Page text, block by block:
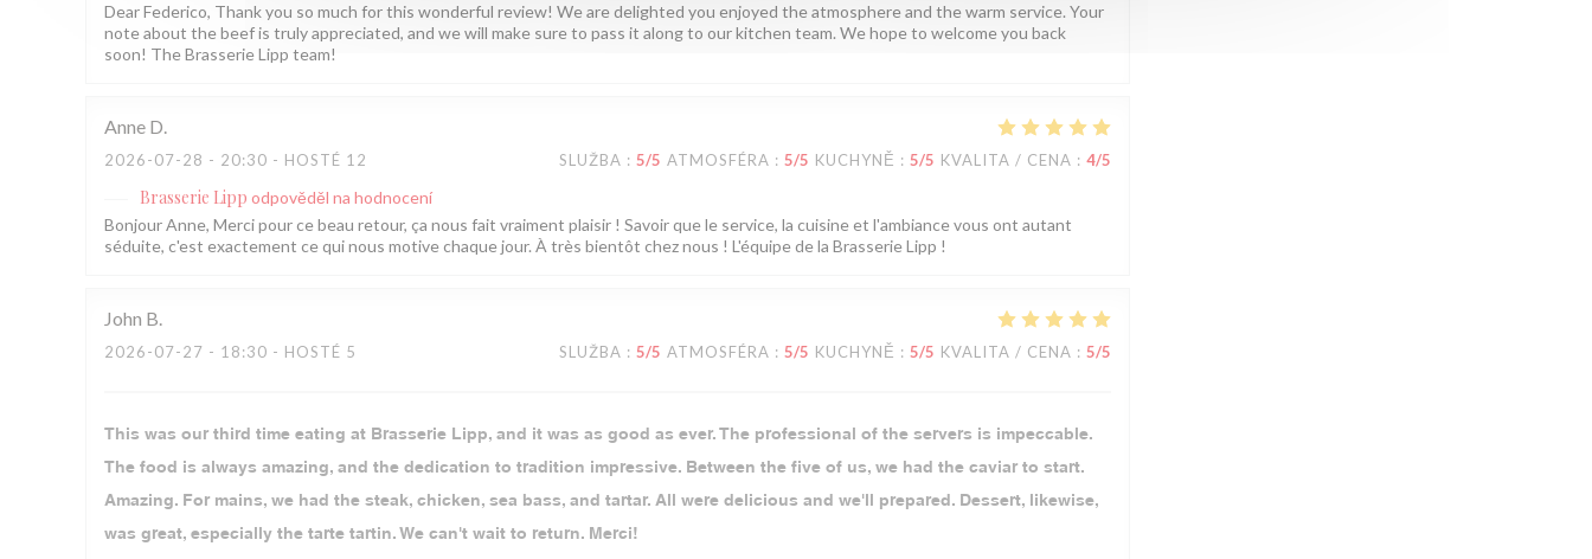
Dear Federico, Thank you so much for this wonderful review! We are delighted you enjoyed the atmosphere and the warm service. Your
note about the beef is truly appreciated, and we will make sure to pass it along to our kitchen team. We hope to welcome you back
soon! The Brasserie Lipp team!
Anne D
2026-07-28 - 20:30 - HOSTÉ 12 SLUŽBA : 5/5 ATMOSFÉRA : 5/5 KUCHYNĚ : 5/5 KVALITA / CENA : 4/5
Brasserie Lipp odpověděl na hodnocení
Bonjour Anne, Merci pour ce beau retour, ça nous fait vraiment plaisir ! Savoir que le service, la cuisine et l'ambiance vous ont autant
séduite, c'est exactement ce qui nous motive chaque jour. À très bientôt chez nous ! L'équipe de la Brasserie Lipp !
John B
2026-07-27 - 18:30 - HOSTÉ 5 SLUŽBA : 5/5 ATMOSFÉRA : 5/5 KUCHYNĚ : 5/5 KVALITA / CENA : 5/5
This was our third time eating at Brasserie Lipp, and it was as good as ever. The professional of the servers is impeccable.
The food is always amazing, and the dedication to tradition impressive. Between the five of us, we had the caviar to start.
Amazing. For mains, we had the steak, chicken, sea bass, and tartar. All were delicious and we'll prepared. Dessert, likewise,
was great, especially the tarte tartin. We can't wait to return. Merci!